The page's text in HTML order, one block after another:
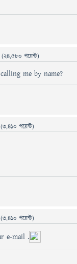
(24,580 পয়েন্ট)
me by name?
(3,410 পয়েন্ট)
(3,410 পয়েন্ট)
e-mail .